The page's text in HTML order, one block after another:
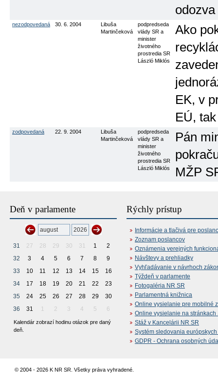
nezodpovedaná 30. 6. 2004
Libuša
Martinčeková
podpredseda
vlády SR a
minister
životného
prostredia SR
László Miklós
Ako
EK, v
EÚ,
zodpovedaná 22. 9. 2004
Libuša
Martinčeková
podpredseda
vlády SR a
minister
životného
prostredia SR
László Miklós
Pán
MŽP
Deň v parlamente
31 27 28 29 30 31 1
2
32
3 4 5 6 7 8
9
33
10 11 12 13 14 15
16
34
17 18 19 20 21 22
23
35
24 25 26 27 28 29
30
36
31 1 2 3 4 5 6
Kalendár zobrazí hodinu otázok pre daný
deň.
Rýchly prístup
Informácie a tlačivá pre
Zoznam poslancov
Oznámenia verejných
Návštevy a prehliadky
Vyhľadávanie v návrhoch
Týždeň v parlamente
Fotogaléria NR SR
Parlamentná knižnica
Online vysielanie pre mobilné
Online vysielanie na stránkach
Stáž v Kancelárii NR SR
Systém sledovania
GDPR - Ochrana osobných
© 2004 - 2026 K NR SR. Všetky práva vyhradené.